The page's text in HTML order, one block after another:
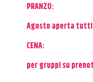
PRANZO:
Agosto aperta
CENA:
per gruppi su